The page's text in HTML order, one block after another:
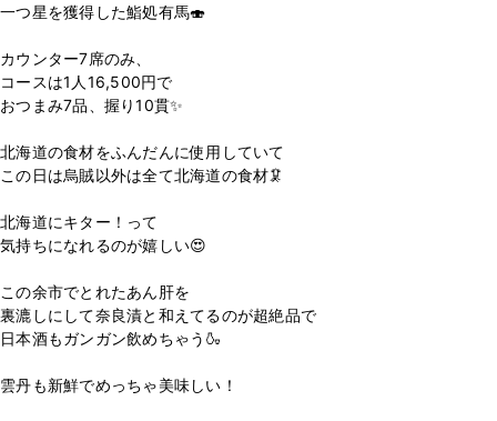
一つ星を獲得した鮨処有馬🍣
カウンター7席のみ、
コースは1人16,500円で
おつまみ7品、握り10貫✨
北海道の食材をふんだんに使用していて
この日は烏賊以外は全て北海道の食材🦑
北海道にキター！って
気持ちになれるのが嬉しい😍
この余市でとれたあん肝を
裏漉しにして奈良漬と和えてるのが超絶品で
日本酒もガンガン飲めちゃう🍶
雲丹も新鮮でめっちゃ美味しい！